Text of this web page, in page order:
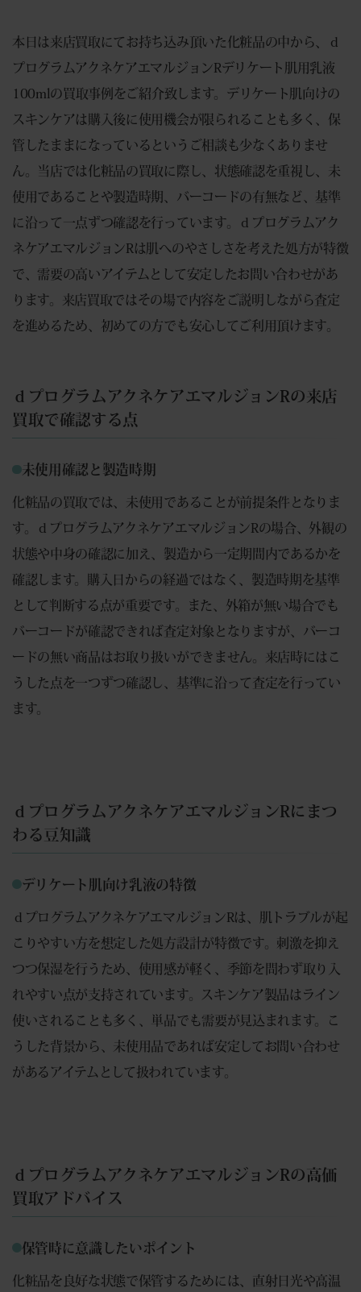
本日は来店買取にてお持ち込み頂いた化粧品の中から、ｄ
プログラムアクネケアエマルジョンRデリケート肌用乳液
100mlの買取事例をご紹介致します。デリケート肌向けの
スキンケアは購入後に使用機会が限られることも多く、保
管したままになっているというご相談も少なくありませ
ん。当店では化粧品の買取に際し、状態確認を重視し、未
使用であることや製造時期、バーコードの有無など、基準
に沿って一点ずつ確認を行っています。ｄプログラムアク
ネケアエマルジョンRは肌へのやさしさを考えた処方が特徴
で、需要の高いアイテムとして安定したお問い合わせがあ
ります。来店買取ではその場で内容をご説明しながら査定
を進めるため、初めての方でも安心してご利用頂けます。
ｄプログラムアクネケアエマルジョンRの来店
買取で確認する点
未使用確認と製造時期
化粧品の買取では、未使用であることが前提条件となりま
す。ｄプログラムアクネケアエマルジョンRの場合、外観の
状態や中身の確認に加え、製造から一定期間内であるかを
確認します。購入日からの経過ではなく、製造時期を基準
として判断する点が重要です。また、外箱が無い場合でも
バーコードが確認できれば査定対象となりますが、バーコ
ードの無い商品はお取り扱いができません。来店時にはこ
うした点を一つずつ確認し、基準に沿って査定を行ってい
ます。
ｄプログラムアクネケアエマルジョンRにまつ
わる豆知識
デリケート肌向け乳液の特徴
ｄプログラムアクネケアエマルジョンRは、肌トラブルが起
こりやすい方を想定した処方設計が特徴です。刺激を抑え
つつ保湿を行うため、使用感が軽く、季節を問わず取り入
れやすい点が支持されています。スキンケア製品はライン
使いされることも多く、単品でも需要が見込まれます。こ
うした背景から、未使用品であれば安定してお問い合わせ
があるアイテムとして扱われています。
ｄプログラムアクネケアエマルジョンRの高価
買取アドバイス
保管時に意識したいポイント
化粧品を良好な状態で保管するためには、直射日光や高温